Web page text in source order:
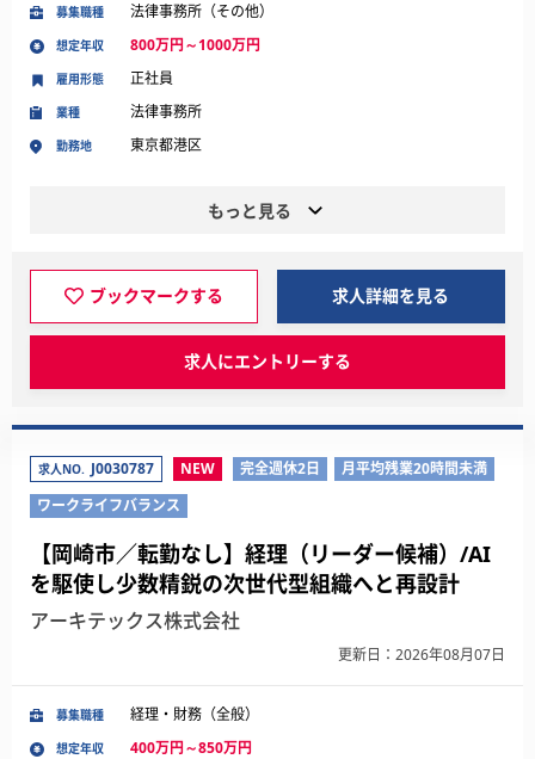
募集職種 法律事務所（その他）
想定年収 800万円～1000万円
業種 法律事務所
勤務地 東京都港区
雇用形態 正社員
もっと見る
ブックマークする 求人詳細を見る
求人にエントリーする
求人NO. J0030787 NEW 完全週休2日
月平均残業20時間未満
ワークライフバランス
【岡崎市／転勤なし】経理（リーダー候補）/AI
を駆使し少数精鋭の次世代型組織へと再設計
アーキテックス株式会社
更新日：2026年08月07日
募集職種 経理・財務（全般）
想定年収 400万円～850万円